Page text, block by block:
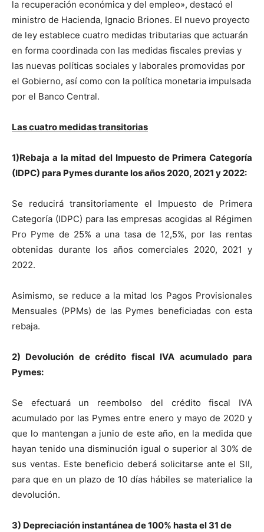
la recuperación económica y del empleo», destacó el
ministro de Hacienda, Ignacio Briones. El nuevo proyecto
de ley establece cuatro medidas tributarias que actuarán
en forma coordinada con las medidas fiscales previas y
las nuevas políticas sociales y laborales promovidas por
el Gobierno, así como con la política monetaria impulsada
por el Banco Central.
Las cuatro medidas transitorias
1)Rebaja a la mitad del Impuesto de Primera Categoría
(IDPC) para Pymes durante los años 2020, 2021 y 2022:
Se reducirá transitoriamente el Impuesto de Primera
Categoría (IDPC) para las empresas acogidas al Régimen
Pro Pyme de 25% a una tasa de 12,5%, por las rentas
obtenidas durante los años comerciales 2020, 2021 y
2022.
Asimismo, se reduce a la mitad los Pagos Provisionales
Mensuales (PPMs) de las Pymes beneficiadas con esta
rebaja.
2) Devolución de crédito fiscal IVA acumulado para
Pymes:
Se efectuará un reembolso del crédito fiscal IVA
acumulado por las Pymes entre enero y mayo de 2020 y
que lo mantengan a junio de este año, en la medida que
hayan tenido una disminución igual o superior al 30% de
sus ventas. Este beneficio deberá solicitarse ante el SII,
para que en un plazo de 10 días hábiles se materialice la
devolución.
3) Depreciación instantánea de 100% hasta el 31 de